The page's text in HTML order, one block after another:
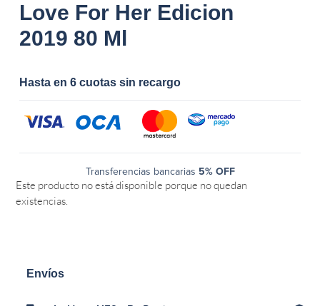
Love For Her Edicion
2019 80 Ml
Hasta en 6 cuotas sin recargo
Transferencias bancarias 5% OFF
Este producto no está disponible porque no quedan
existencias.
Envíos